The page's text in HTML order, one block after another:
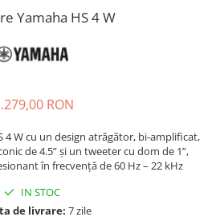
Yamaha HS 4 W
RON
4 W cu un design atrăgător, bi-amplificat,
de 4.5” și un tweeter cu dom de 1”,
în frecvență de 60 Hz – 22 kHz
IN STOC
de livrare: 7 zile